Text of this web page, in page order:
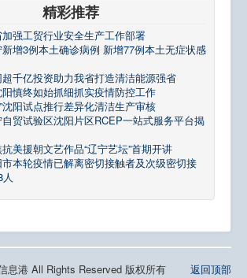
精彩推荐
加强工贸行业安全生产工作部署
新增3例本土确诊病例 新增77例本土无症状感
超千亿投资助力我省打造清洁能源强省
阳慎终如始抓细抓实疫情防控工作
沈阳试点推行差异化清洁生产审核
自贸试验区沈阳片区RCEP一站式服务平台揭
抗美援朝文艺作品“辽宁艺坛”首期开讲
市本轮疫情已解离密切接触者及次级密切接
返回顶部
息港 All Rights Reserved 版权所有